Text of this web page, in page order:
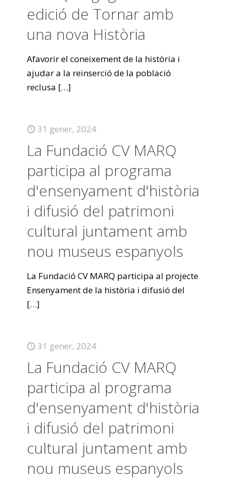
edició de Tornar amb
una nova Història
Afavorir el coneixement de la història i
ajudar a la reinserció de la població
reclusa […]
31 gener, 2024
La Fundació CV MARQ
participa al programa
d'ensenyament d'història
i difusió del patrimoni
cultural juntament amb
nou museus espanyols
La Fundació CV MARQ participa al projecte
Ensenyament de la història i difusió del
[…]
31 gener, 2024
La Fundació CV MARQ
participa al programa
d'ensenyament d'història
i difusió del patrimoni
cultural juntament amb
nou museus espanyols